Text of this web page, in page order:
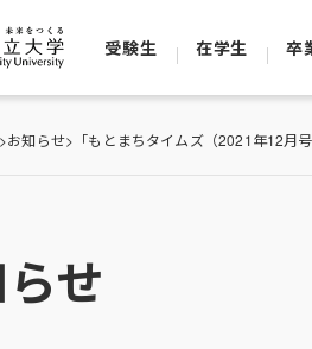
受験生 在学生 卒
>お知らせ> 「もとまちタイムズ（2021年12月
せ